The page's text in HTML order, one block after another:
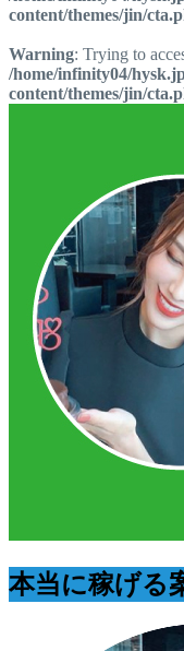
content/themes/jin/
Warning: Trying to
/home/infinity04/
content/themes/jin/
本当に稼げる